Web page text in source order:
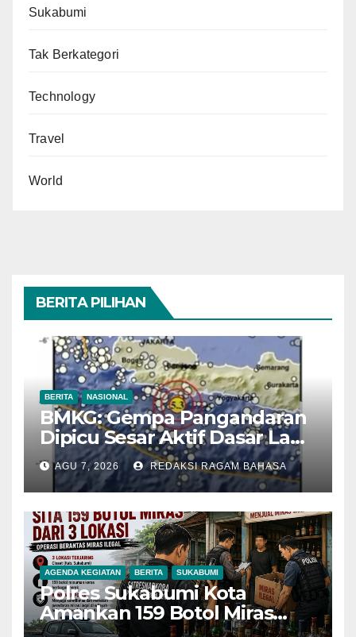
Sukabumi
Tak Berkategori
Technology
Travel
World
BERITA PILIHAN
BERITA NASIONAL
BMKG: Gempa Pangandaran
Dipicu Sesar Aktif Dasar Laut,
Getarannya Terasa hingga
Sukabumi
AGU 7, 2026 REDAKSI RAGAM BAHASA
AGENDA KEGIATAN BERITA SUKABUMI
Polres Sukabumi Kota
Amankan 159 Botol Miras